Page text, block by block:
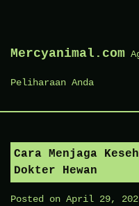
Mercyanimal.com
Peliharaan Anda
Cara Menjaga
Dokter Hewan
Posted on April 29,